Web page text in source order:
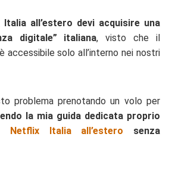
all’estero devi acquisire una
digitale” italiana, visto che il
accessibile solo all’interno nei nostri
problema prenotando un volo per
la mia guida dedicata proprio
Netflix Italia all’estero senza